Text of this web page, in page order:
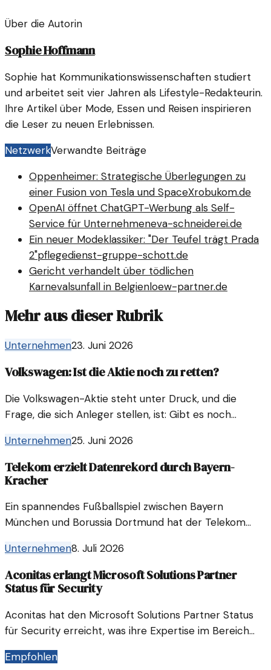
Über die Autorin
Sophie Hoffmann
Sophie hat Kommunikationswissenschaften studiert
und arbeitet seit vier Jahren als Lifestyle-Redakteurin.
Ihre Artikel über Mode, Essen und Reisen inspirieren
die Leser zu neuen Erlebnissen.
NetzwerkVerwandte Beiträge
Oppenheimer: Strategische Überlegungen zu
einer Fusion von Tesla und SpaceXrobukom.de
OpenAI öffnet ChatGPT-Werbung als Self-
Service für Unternehmeneva-schneiderei.de
Ein neuer Modeklassiker: "Der Teufel trägt Prada
2"pflegedienst-gruppe-schott.de
Gericht verhandelt über tödlichen
Karnevalsunfall in Belgienloew-partner.de
Mehr aus dieser Rubrik
Unternehmen23. Juni 2026
Volkswagen: Ist die Aktie noch zu retten?
Die Volkswagen-Aktie steht unter Druck, und die
Frage, die sich Anleger stellen, ist: Gibt es noch
darüber sind geteilt.
Unternehmen25. Juni 2026
Telekom erzielt Datenrekord durch Bayern-
Kracher
Ein spannendes Fußballspiel zwischen Bayern
München und Borussia Dortmund hat der Telekom
Streaming und mobilen Diensten erreichte
Rekordhöhen.
Unternehmen8. Juli 2026
Aconitas erlangt Microsoft Solutions Partner
Status für Security
Aconitas hat den Microsoft Solutions Partner Status
für Security erreicht, was ihre Expertise im Bereich
eröffnet neue Chancen in einem sich stetig
Empfohlen